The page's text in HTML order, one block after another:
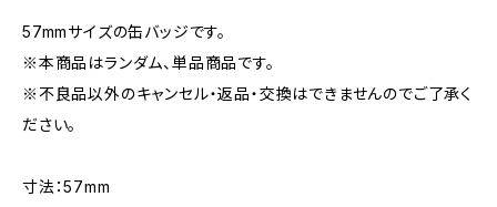
57mmサイズの缶バッジです。
※本商品はランダム、単品商品です。
※不良品以外のキャンセル・返品・交換はできませんのでご了承く
ださい。
寸法：57mm